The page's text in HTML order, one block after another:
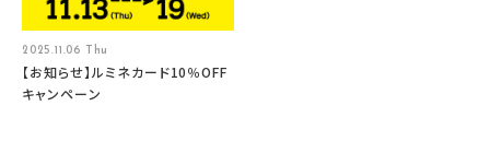
2025.11.06 Thu
【お知らせ】ルミネカード10％OFF
キャンペーン